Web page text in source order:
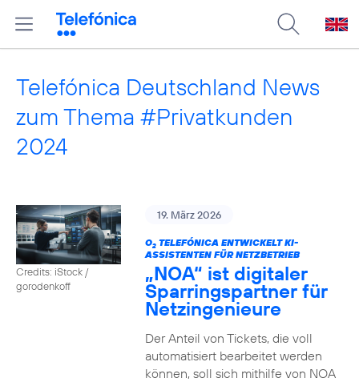
Telefónica Deutschland News
zum Thema #Privatkunden
2024
Credits: iStock /
gorodenkoff
19. März 2026
O2TELEFÓNICA ENTWICKELT KI-
ASSISTENTEN FÜR NETZBETRIEB
„NOA“ ist digitaler
Sparringspartner für
Netzingenieure
Der Anteil von Tickets, die voll
automatisiert bearbeitet werden
können, soll sich mithilfe von NOA